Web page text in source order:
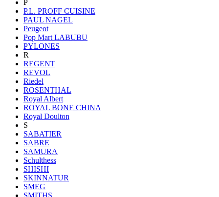
P
P.L. PROFF CUISINE
PAUL NAGEL
Peugeot
Pop Mart LABUBU
PYLONES
R
REGENT
REVOL
Riedel
ROSENTHAL
Royal Albert
ROYAL BONE CHINA
Royal Doulton
S
SABATIER
SABRE
SAMURA
Schulthess
SHISHI
SKINNATUR
SMEG
SMITHS